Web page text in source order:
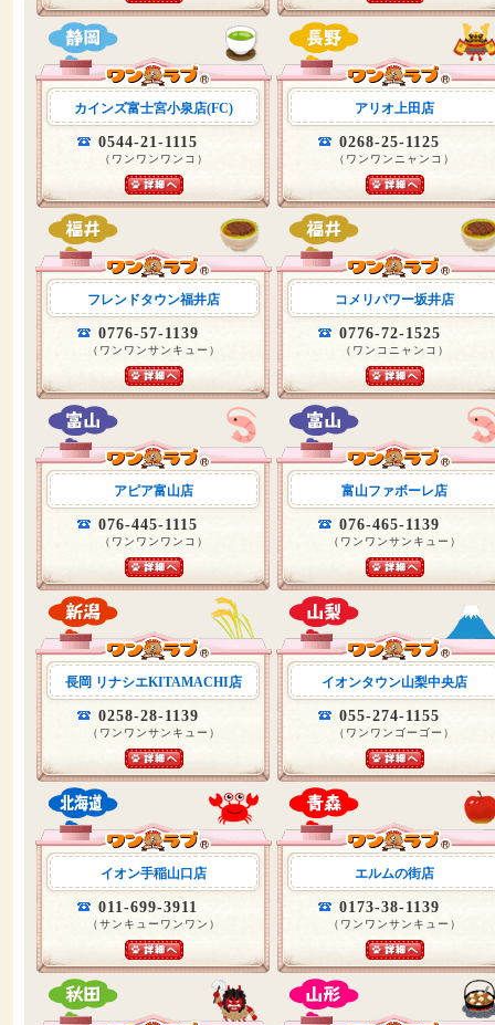
カインズ富士宮小泉店(FC)
0544-21-1115
（ワンワンワンコ）
アリオ上田店
0268-25-1125
（ワンワンニャンコ）
フレンドタウン福井店
0776-57-1139
（ワンワンサンキュー）
コメリパワー坂井店
0776-72-1525
（ワンコニャンコ）
アピア富山店
076-445-1115
（ワンワンワンコ）
富山ファボーレ店
076-465-1139
（ワンワンサンキュー）
長岡 リナシエKITAMACHI店
0258-28-1139
（ワンワンサンキュー）
イオンタウン山梨中央店
055-274-1155
（ワンワンゴーゴー）
イオン手稲山口店
011-699-3911
（サンキューワンワン）
エルムの街店
0173-38-1139
（ワンワンサンキュー）